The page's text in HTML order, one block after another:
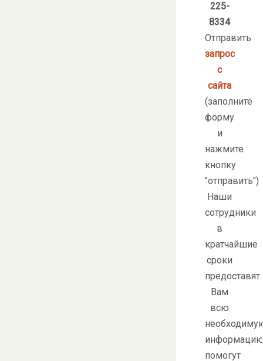
225-
8334
Отправить
запрос
с
сайта
(заполните
форму
и
нажмите
кнопку
"отправить")
Наши
сотрудники
в
кратчайшие
сроки
предоставят
Вам
всю
помогут